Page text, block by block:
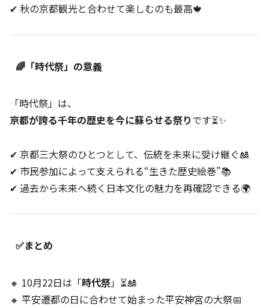
✔ 秋の京都観光と合わせて楽しむのも最高🍁
🌈「時代祭」の意義
「時代祭」は、
京都が誇る千年の歴史を今に蘇らせる祭りです⏳✨
✔ 京都三大祭のひとつとして、伝統を未来に受け継ぐ🎎
✔ 市民参加によって支えられる“生きた歴史絵巻”📚
✔ 過去から未来へ続く日本文化の魅力を再確認できる🌍
✅まとめ
🔸 10月22日は「時代祭」⏳🎎
🔸 平安遷都の日に合わせて始まった平安神宮の大祭📅